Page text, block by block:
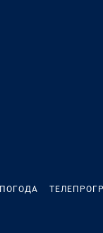
ПОГОДА